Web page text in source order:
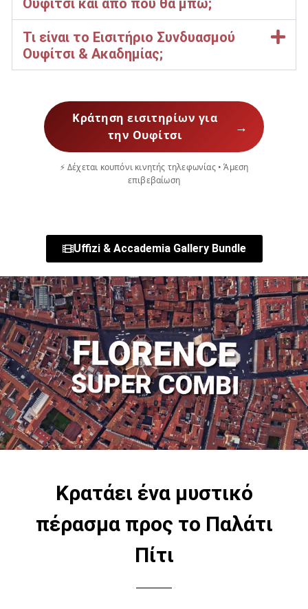
Ουφίτσι και από πού θα μπω;
Τι είναι το Εισιτήριο Συνδυασμού
Ουφίτσι & Ακαδημίας;
Κράτηση εισιτηρίων για
την Ουφίτσι
→
⚡ Δέχεται κουπόνι κινητής τηλεφωνίας • Άμεση
επιβεβαίωση
Uffizi & Accademia Gallery Bundle
Κρατάει ένα μυστικό
πέρασμα προς το Παλάτι
Πίτι